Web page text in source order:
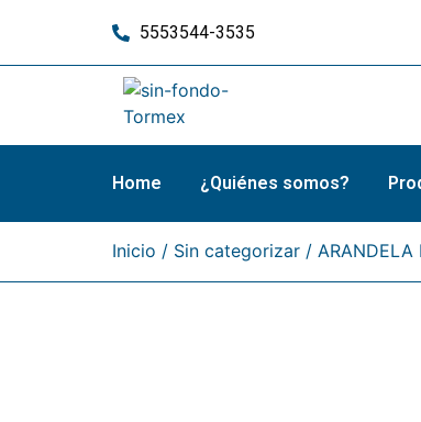
5553544-3535
Home ¿Quiénes somos?
Inicio / Sin categorizar / ARANDELA